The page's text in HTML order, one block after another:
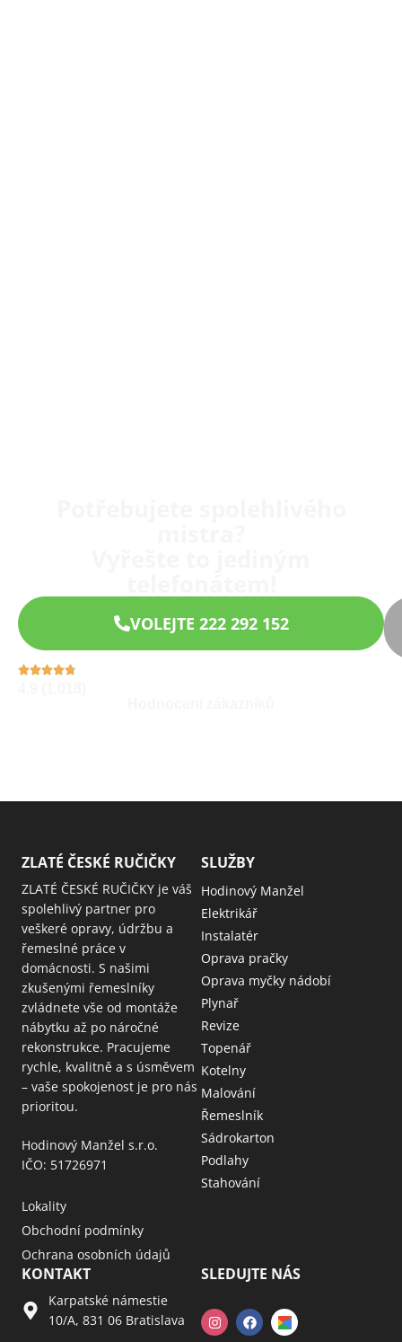
VOLEJTE 222 292 152
ZLATÉ ČESKÉ RUČIČKY
ZLATÉ ČESKÉ RUČIČKY je váš
spolehlivý partner pro
veškeré opravy, údržbu a
řemeslné práce v
domácnosti. S našimi
zkušenými řemeslníky
zvládnete vše od montáže
nábytku až po náročné
rekonstrukce. Pracujeme
rychle, kvalitně a s úsměvem
– vaše spokojenost je pro nás
prioritou.
Hodinový Manžel s.r.o.
IČO: 51726971
Lokality
Obchodní podmínky
Ochrana osobních údajů
SLUŽBY
Hodinový Manžel
Elektrikář
Instalatér
Oprava pračky
Oprava myčky nádobí
Plynař
Revize
Topenář
Kotelny
Malování
Řemeslník
Sádrokarton
Podlahy
Stahování
KONTAKT
Karpatské námestie
10/A, 831 06 Bratislava
SLEDUJTE NÁS